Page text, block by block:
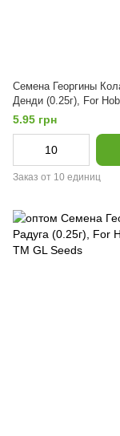
Семена Георгины
Денди (0.25г), For
GL Seeds
5.95 грн
Заказ от 10 единиц